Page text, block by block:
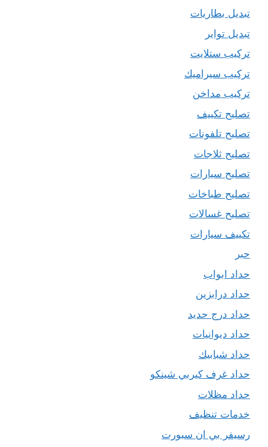
تبديل بطاريات
تبديل تواير
تركيب ستلايت
تركيب سيراميك
تركيب مداخن
تصليح تكييف
تصليح تلفونات
تصليح ثلاجات
تصليح سيارات
تصليح طباخات
تصليح غسالات
تكييف سيارات
حبر
حداد ابواب
حداد درابزين
حداد درج حديد
حداد ديوانيات
حداد شبابيك
حداد غرف كيربي شينكو
حداد مظلات
خدمات تنظيف
رسيفر بي ان سبورت